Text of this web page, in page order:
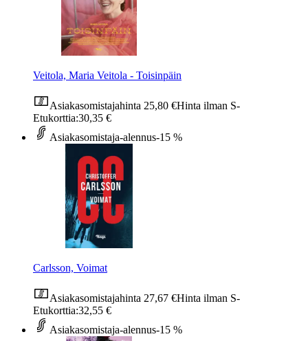
Veitola, Maria Veitola - Toisinpäin
Asiakasomistajahinta 25,80 €Hinta ilman S-
Etukorttia:30,35 €
Asiakasomistaja-alennus-15 %
Carlsson, Voimat
Asiakasomistajahinta 27,67 €Hinta ilman S-
Etukorttia:32,55 €
Asiakasomistaja-alennus-15 %